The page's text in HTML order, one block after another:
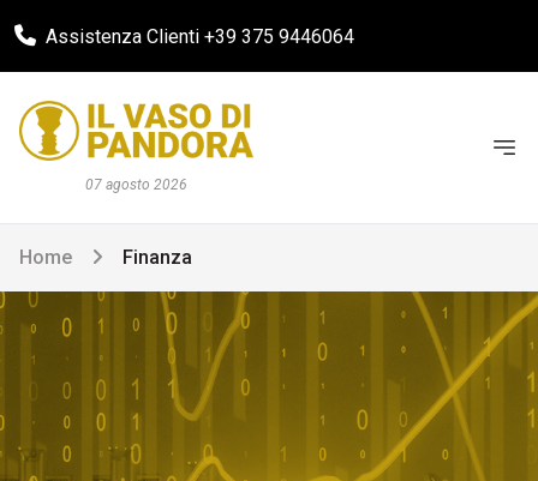
Assistenza Clienti +39 375 9446064
07 agosto 2026
Home Finanza